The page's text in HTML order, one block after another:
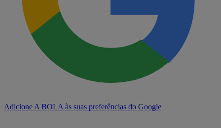
Adicione A BOLA às suas preferências do Google